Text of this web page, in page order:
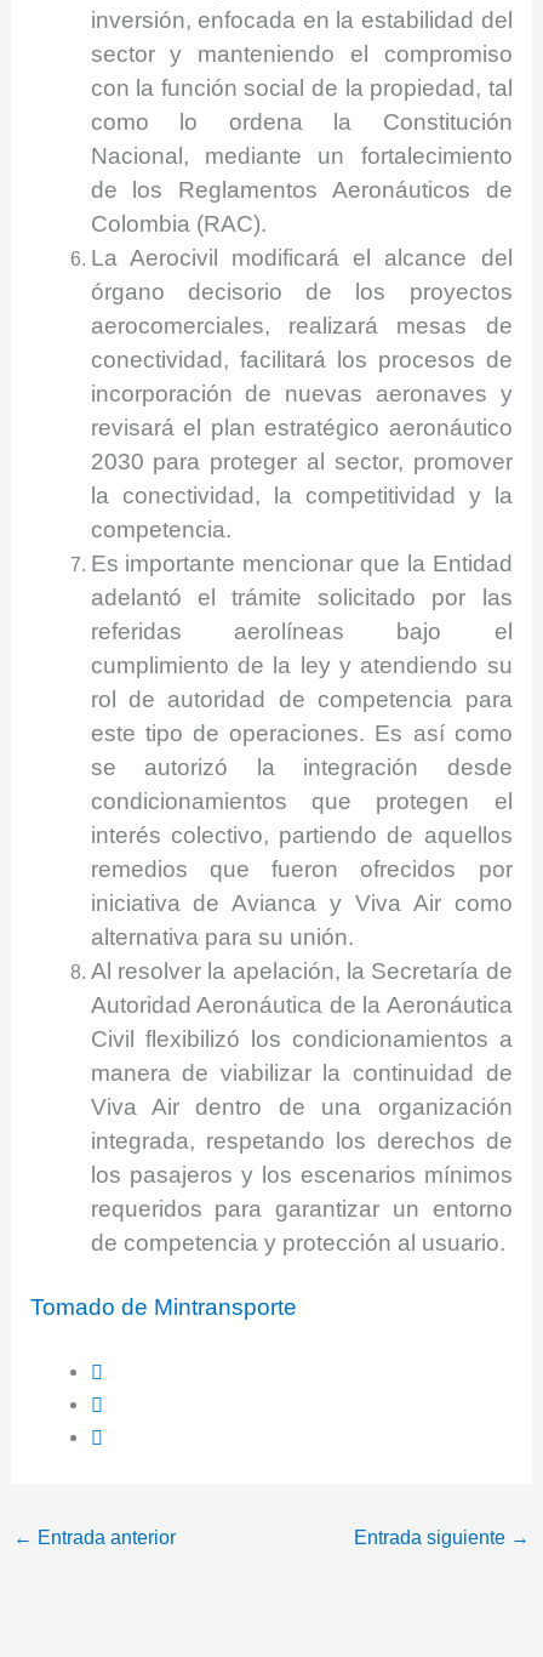
inversión, enfocada en la estabilidad del
sector y manteniendo el compromiso
con la función social de la propiedad, tal
como lo ordena la Constitución
Nacional, mediante un fortalecimiento
de los Reglamentos Aeronáuticos de
Colombia (RAC).
La Aerocivil modificará el alcance del
órgano decisorio de los proyectos
aerocomerciales, realizará mesas de
conectividad, facilitará los procesos de
incorporación de nuevas aeronaves y
revisará el plan estratégico aeronáutico
2030 para proteger al sector, promover
la conectividad, la competitividad y la
competencia.
Es importante mencionar que la Entidad
adelantó el trámite solicitado por las
referidas aerolíneas bajo el
cumplimiento de la ley y atendiendo su
rol de autoridad de competencia para
este tipo de operaciones. Es así como
se autorizó la integración desde
condicionamientos que protegen el
interés colectivo, partiendo de aquellos
remedios que fueron ofrecidos por
iniciativa de Avianca y Viva Air como
alternativa para su unión.
Al resolver la apelación, la Secretaría de
Autoridad Aeronáutica de la Aeronáutica
Civil flexibilizó los condicionamientos a
manera de viabilizar la continuidad de
Viva Air dentro de una organización
integrada, respetando los derechos de
los pasajeros y los escenarios mínimos
requeridos para garantizar un entorno
de competencia y protección al usuario.
Tomado de Mintransporte
← Entrada anterior Entrada siguiente →